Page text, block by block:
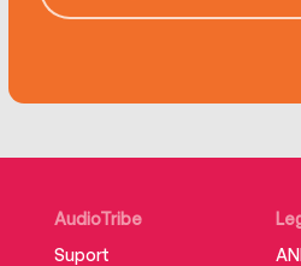
AudioTribe
Suport